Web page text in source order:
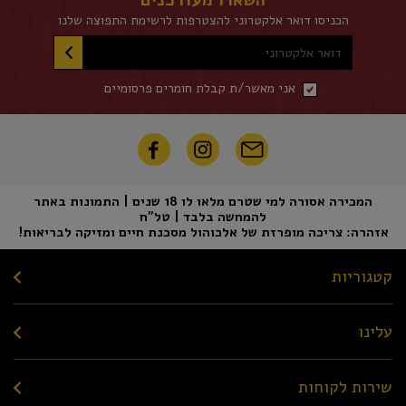
הכניסו דואר אלקטרוני להצטרפות לרשימת התפוצה שלנו
דואר אלקטרוני
אני מאשר/ת קבלת חומרים פרסומיים
המכירה אסורה למי שטרם מלאו לו 18 שנים | התמונות באתר
להמחשה בלבד | טל"ח
אזהרה: צריכה מופרזת של אלכוהול מסכנת חיים ומזיקה לבריאות!
קטגוריות
עלינו
שירות לקוחות